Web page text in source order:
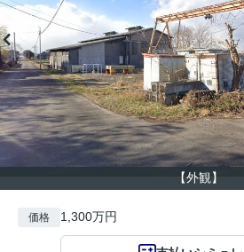
【外観】
価格 1,300万円